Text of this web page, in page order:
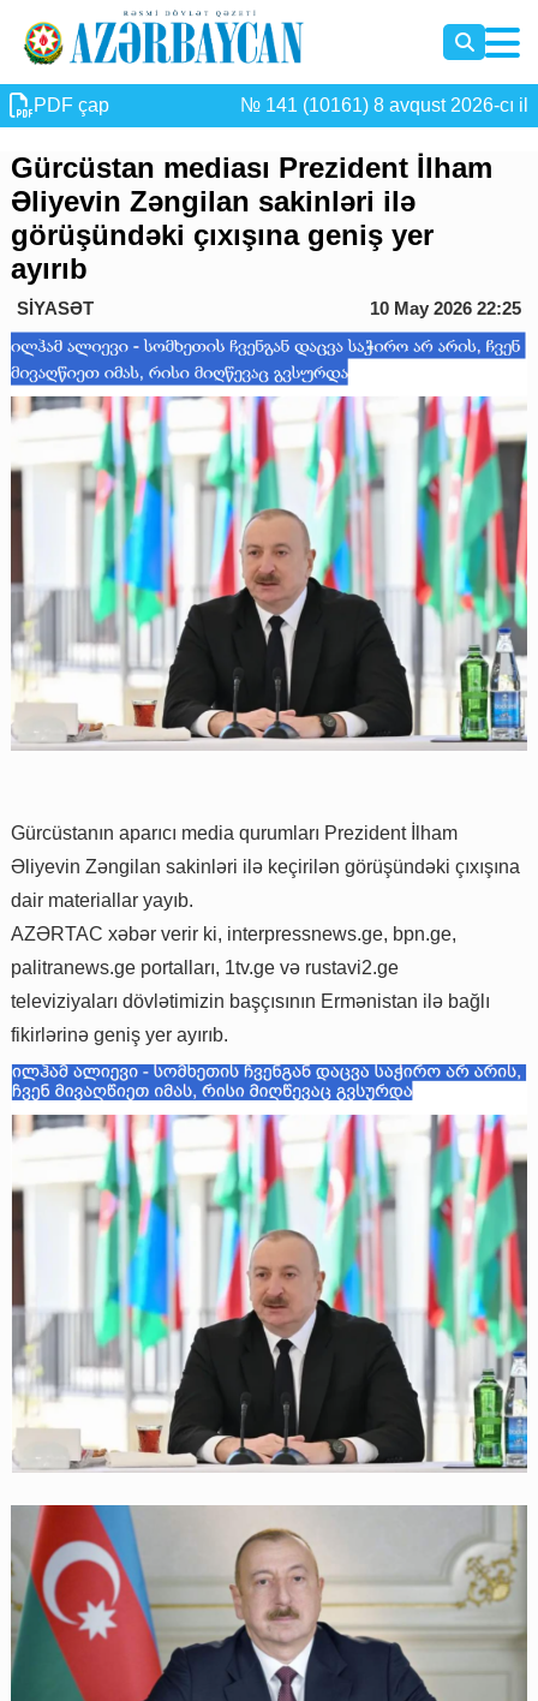
PDF çap № 141 (10161) 8 avqust 2026-cı il
Gürcüstan mediası Prezident İlham
Əliyevin Zəngilan sakinləri ilə
görüşündəki çıxışına geniş yer
ayırıb
SİYASƏT 10 May 2026 22:25
Gürcüstanın aparıcı media qurumları Prezident İlham
Əliyevin Zəngilan sakinləri ilə keçirilən görüşündəki çıxışına
dair materiallar yayıb.
AZƏRTAC xəbər verir ki, interpressnews.ge, bpn.ge,
palitranews.ge portalları, 1tv.ge və rustavi2.ge
televiziyaları dövlətimizin başçısının Ermənistan ilə bağlı
fikirlərinə geniş yer ayırıb.